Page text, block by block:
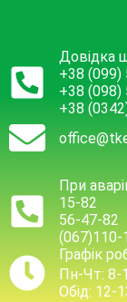
Довідка
+38 (099)
+38 (098)
+38
При
15-82
56-47-82
(067)110-
Графік
Пн-Чт: 8-
Обід: 12-